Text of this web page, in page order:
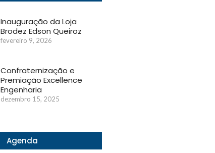
Inauguração da Loja
Brodez Edson Queiroz
fevereiro 9, 2026
Confraternização e
Premiação Excellence
Engenharia
dezembro 15, 2025
Agenda